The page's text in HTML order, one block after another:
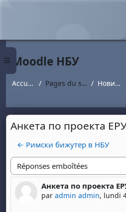
Panneau latéral
Moodle НБУ
Accueil Pages du site Новини
Анкета по проекта
← Римски бижутер в НБУ
Type d'affichage
Анкета по проекта
par admin admin, lundi
Nombre de réponses : 0